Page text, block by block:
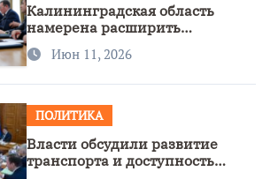
Калининградская область
намерена расширить
сотрудничество с Узбекистаном
Июн 11, 2026
ПОЛИТИКА
Власти обсудили развитие
транспорта и доступность